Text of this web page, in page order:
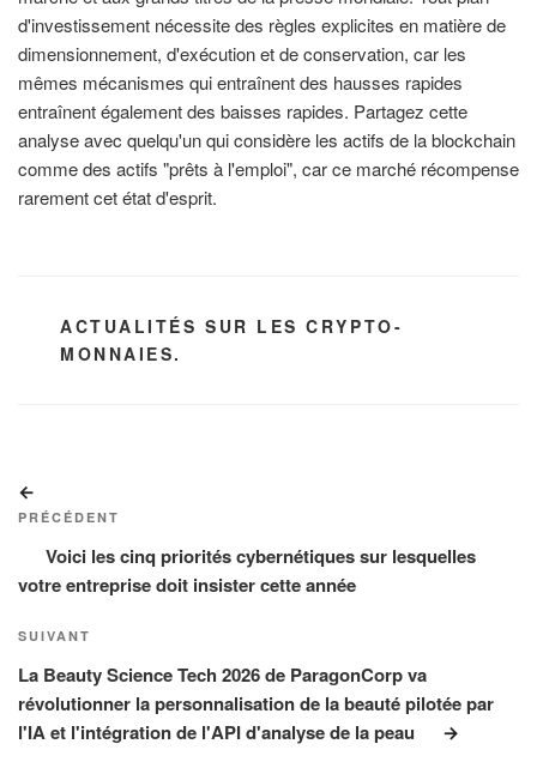
d'investissement nécessite des règles explicites en matière de
dimensionnement, d'exécution et de conservation, car les
mêmes mécanismes qui entraînent des hausses rapides
entraînent également des baisses rapides. Partagez cette
analyse avec quelqu'un qui considère les actifs de la blockchain
comme des actifs "prêts à l'emploi", car ce marché récompense
rarement cet état d'esprit.
CATÉGORIES
ACTUALITÉS SUR LES CRYPTO-
MONNAIES.
de
l’article
précédent
PRÉCÉDENT
Voici les cinq priorités cybernétiques sur lesquelles
votre entreprise doit insister cette année
Article
suivant
SUIVANT
La Beauty Science Tech 2026 de ParagonCorp va
révolutionner la personnalisation de la beauté pilotée par
l'IA et l'intégration de l'API d'analyse de la peau